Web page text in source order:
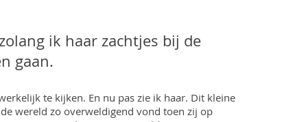
ik haar zachtjes bij de
gaan.
te kijken. En nu pas zie ik haar. Dit kleine
wereld zo overweldigend vond toen zij op